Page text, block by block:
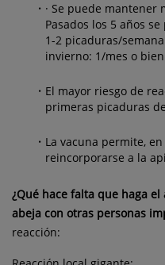
· Se puede
Pasados los 5 años se
1-2 picaduras/
invierno: 1/mes o
El mayor riesgo de
primeras picaduras
La vacuna permite,
reincorporarse a la
¿Qué hace falta que haga
abeja con otras personas
reacción: